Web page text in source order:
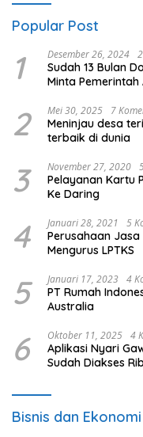
Popular Post
1 Desember 26, 2024
Sudah 13 Bulan
Minta Pemerintah
2 Mei 30, 2025 7
Meninjau desa
terbaik di dunia
3 November 27, 2020
Pelayanan Kartu
Ke Daring
4 Januari 28, 2021 5
Perusahaan
Mengurus LPTKS
5 Januari 17, 2023 4
PT Rumah
Australia
6 Oktober 11, 2025 4
Aplikasi Nyari
Sudah Diakses
Bisnis dan Ekonomi